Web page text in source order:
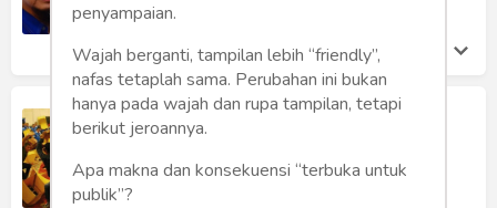
Wanita
Kursi Terbang PAN, Benarkah Cuma
Sandiwara?
Anton D. H. Nugrahanto
Rabu 12 Feb, 2020
penyampaian.
Wajah berganti, tampilan lebih “friendly”,
nafas tetaplah sama. Perubahan ini bukan
hanya pada wajah dan rupa tampilan, tetapi
berikut jeroannya.
Apa makna dan konsekuensi “terbuka untuk
publik”?